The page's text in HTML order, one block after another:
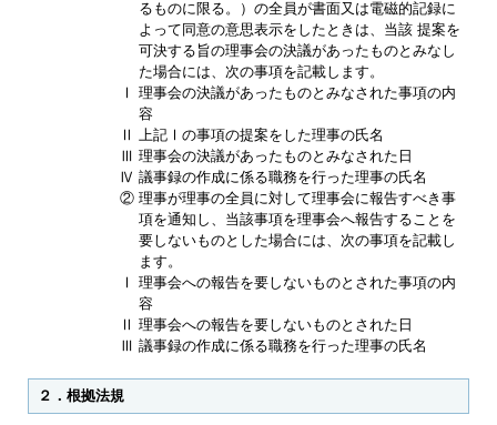
るものに限る。）の全員が書面又は電磁的記録に
よって同意の意思表示をしたときは、当該 提案を
可決する旨の理事会の決議があったものとみなし
た場合には、次の事項を記載します。
Ⅰ
理事会の決議があったものとみなされた事項の内
容
Ⅱ
上記Ⅰの事項の提案をした理事の氏名
Ⅲ 理事会の決議があったものとみなされた日
Ⅳ 議事録の作成に係る職務を行った理事の氏名
② 理事が理事の全員に対して理事会に報告すべき事
項を通知し、当該事項を理事会へ報告することを
要しないものとした場合には、次の事項を記載し
ます。
Ⅰ
理事会への報告を要しないものとされた事項の内
容
Ⅱ 理事会への報告を要しないものとされた日
Ⅲ 議事録の作成に係る職務を行った理事の氏名
２．根拠法規